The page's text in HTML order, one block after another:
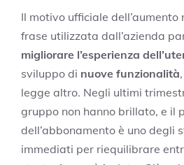
Il motivo ufficiale dell’aumento
frase utilizzata dall’azienda
migliorare l’esperienza
sviluppo di nuove funzionalità
legge altro. Negli ultimi
gruppo non hanno brillato, e il
dell’abbonamento è uno degli
immediati per riequilibrare